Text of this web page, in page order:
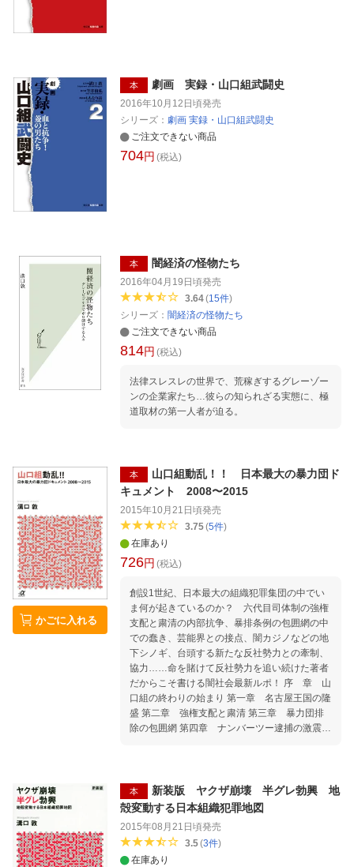
本 劇画 実録・山口組武闘史
2016年10月12日頃発売
シリーズ： 劇画 実録・山口組武闘史
ご注文できない商品
704円 (税込)
本 闇経済の怪物たち
2016年04月19日頃発売
3.64(15件)
シリーズ： 闇経済の怪物たち
ご注文できない商品
814円 (税込)
法律スレスレの世界で、荒稼ぎするグレーゾー
ンの企業家たち…彼らの知られざる実態に、極
道取材の第一人者が迫る。
かごに入れる
本
山口組動乱！！ 日本最大の暴力団ド
キュメント 2008〜2015
2015年10月21日頃発売
3.75(5件)
在庫あり
726円 (税込)
創設1世紀、日本最大の組織犯罪集団の中でい
ま何が起きているのか？ 六代目司体制の強権
支配と粛清の内部抗争、暴排条例の包囲網の中
での蠢き、芸能界との接点、闇カジノなどの地
下シノギ、台頭する新たな反社勢力との牽制、
協力……命を賭けて反社勢力を追い続けた著者
だからこそ書ける闇社会最新ルポ！ 序 章 山
口組の終わりの始まり 第一章 名古屋王国の隆
盛 第二章 強権支配と粛清 第三章 暴力団排
除の包囲網 第四章 ナンバーツー逮捕の激震
本
新装版 ヤクザ崩壊 半グレ勃興 地
殻変動する日本組織犯罪地図
2015年08月21日頃発売
3.5(3件)
在庫あり